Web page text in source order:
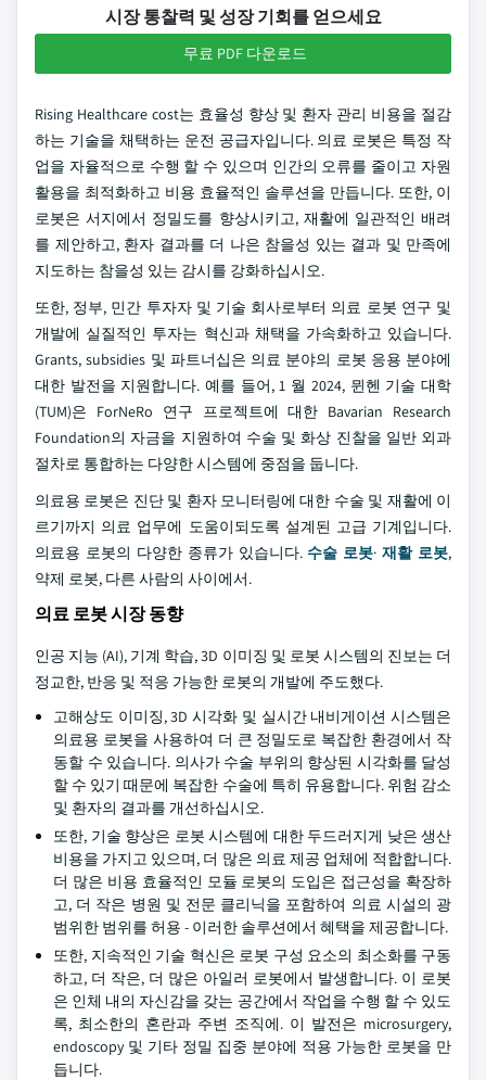
시장 통찰력 및 성장 기회를 얻으세요
무료 PDF 다운로드
Rising Healthcare cost는 효율성 향상 및 환자 관리 비용을 절감
하는 기술을 채택하는 운전 공급자입니다. 의료 로봇은 특정 작
업을 자율적으로 수행 할 수 있으며 인간의 오류를 줄이고 자원
활용을 최적화하고 비용 효율적인 솔루션을 만듭니다. 또한, 이
로봇은 서지에서 정밀도를 향상시키고, 재활에 일관적인 배려
를 제안하고, 환자 결과를 더 나은 참을성 있는 결과 및 만족에
지도하는 참을성 있는 감시를 강화하십시오.
또한, 정부, 민간 투자자 및 기술 회사로부터 의료 로봇 연구 및
개발에 실질적인 투자는 혁신과 채택을 가속화하고 있습니다.
Grants, subsidies 및 파트너십은 의료 분야의 로봇 응용 분야에
대한 발전을 지원합니다. 예를 들어, 1 월 2024, 뮌헨 기술 대학
(TUM)은 ForNeRo 연구 프로젝트에 대한 Bavarian Research
Foundation의 자금을 지원하여 수술 및 화상 진찰을 일반 외과
절차로 통합하는 다양한 시스템에 중점을 둡니다.
의료용 로봇은 진단 및 환자 모니터링에 대한 수술 및 재활에 이
르기까지 의료 업무에 도움이되도록 설계된 고급 기계입니다.
의료용 로봇의 다양한 종류가 있습니다. 수술 로봇·재활 로봇,
약제 로봇, 다른 사람의 사이에서.
의료 로봇 시장 동향
인공 지능 (AI), 기계 학습, 3D 이미징 및 로봇 시스템의 진보는 더
정교한, 반응 및 적응 가능한 로봇의 개발에 주도했다.
고해상도 이미징, 3D 시각화 및 실시간 내비게이션 시스템은
의료용 로봇을 사용하여 더 큰 정밀도로 복잡한 환경에서 작
동할 수 있습니다. 의사가 수술 부위의 향상된 시각화를 달성
할 수 있기 때문에 복잡한 수술에 특히 유용합니다. 위험 감소
및 환자의 결과를 개선하십시오.
또한, 기술 향상은 로봇 시스템에 대한 두드러지게 낮은 생산
비용을 가지고 있으며, 더 많은 의료 제공 업체에 적합합니다.
더 많은 비용 효율적인 모듈 로봇의 도입은 접근성을 확장하
고, 더 작은 병원 및 전문 클리닉을 포함하여 의료 시설의 광
범위한 범위를 허용 - 이러한 솔루션에서 혜택을 제공합니다.
또한, 지속적인 기술 혁신은 로봇 구성 요소의 최소화를 구동
하고, 더 작은, 더 많은 아일러 로봇에서 발생합니다. 이 로봇
은 인체 내의 자신감을 갖는 공간에서 작업을 수행 할 수 있도
록, 최소한의 혼란과 주변 조직에. 이 발전은 microsurgery,
endoscopy 및 기타 정밀 집중 분야에 적용 가능한 로봇을 만
듭니다.